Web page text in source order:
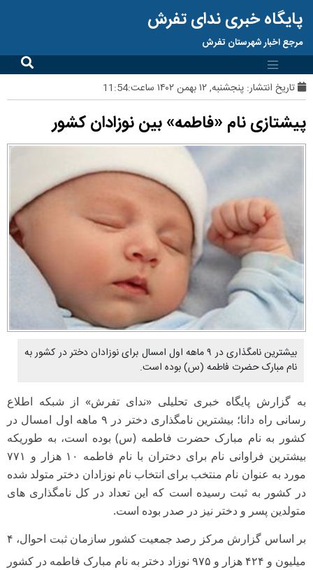
پایگاه خبری ندای تفرش
مرجع اخبار شهرستان تفرش
تاریخ انتشار: پنجشنبه, ۱۲ بهمن ۱۴۰۲ ساعت:11:54
پیشتازی نام «فاطمه» بین نوزادان کشور
بیشترین نامگذاری در ۹ ماهه اول امسال برای نوزادان دختر در کشور به
نام مبارک حضرت فاطمه (س) بوده است.
به گزارش پایگاه خبری تحلیلی «ندای تفرش» از شبکه اطلاع
رسانی راه دانا؛ بیشترین نامگذاری دختر در ۹ ماهه اول امسال در
کشور به نام مبارک حضرت فاطمه (س) بوده است، به طوریکه
بیشترین فراوانی نام برای دختران با نام فاطمه ۱۰ هزار و ۷۷۱
مورد به عنوان نام منتخب برای انتخاب نام نوزادان دختر متولد شده
در کشور به ثبت رسیده است که این تعداد در کل نامگذاری های
متولدین پسر و دختر نیز در صدر بوده است.
بر اساس گزارش مرکز رصد جمعیت کشور سازمان ثبت احوال، ۴
میلیون و ۴۲۴ هزار و ۹۷۵ نوزاد دختر به نام مبارک فاطمه در کشور